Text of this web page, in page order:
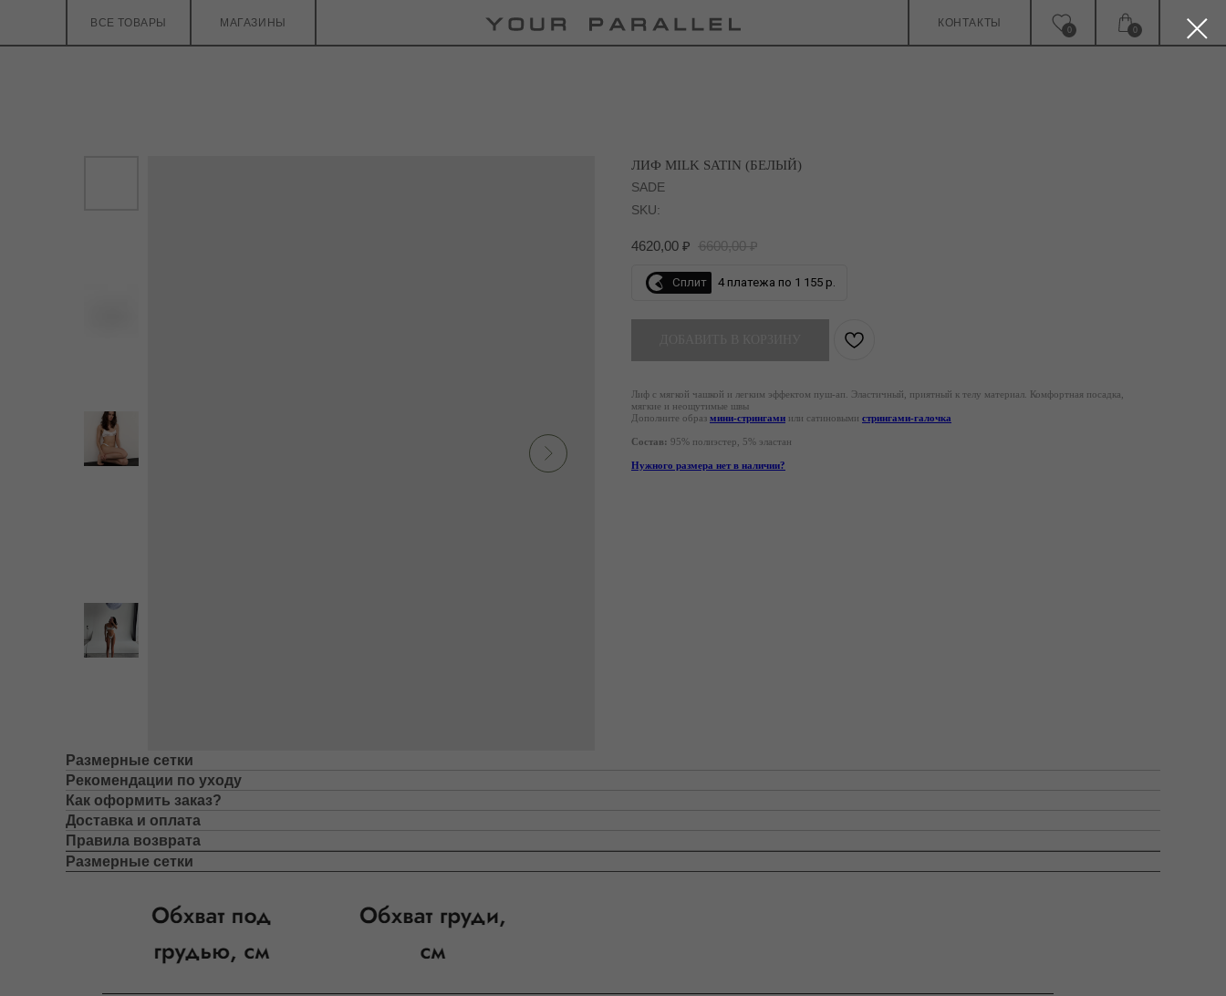
ВСЕ ТОВАРЫ МАГАЗИНЫ КОНТАКТЫ
0
0
ЛИФ MILK SATIN (БЕЛЫЙ)
SADE
SKU:
4620,00 ₽ 6600,00 ₽
Сплит 4 платежа по 1 155 р.
Лиф с мягкой чашкой и легким эффектом пуш-ап. Эластичный, приятный к телу материал. Комфортная посадка,
мягкие и неощутимые швы
Дополните образ мини-стрингами или сатиновыми стрингами-галочка
Состав: 95% полиэстер, 5% эластан
Нужного размера нет в наличии?
Размерные сетки
Рекомендации по уходу
Как оформить заказ?
Доставка и оплата
Правила возврата
Размерные сетки